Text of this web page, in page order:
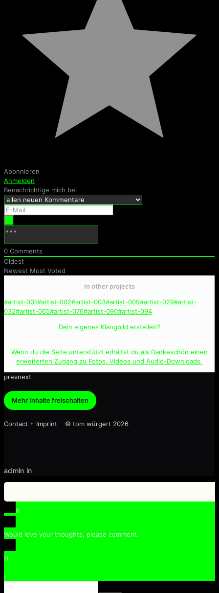
Abonnieren
Anmelden
Benachrichtige mich bei
0 Comments
Oldest
Newest Most Voted
In other projects
#artist-001#artist-002#artist-003#artist-009#artist-029#artist-
032#artist-065#artist-076#artist-090#artist-094
Dein eigenes Klangbild erstellen?
Wenn du die Seite unterstützt erhältst du als Dankeschön einen
erweiterten Zugang zu Fotos, Videos und Audio-Downloads.
prevnext
Mehr Inhalte freischalten
Contact + Imprint © tom würgert 2026
admin in
0
Would love your thoughts, please comment.
()